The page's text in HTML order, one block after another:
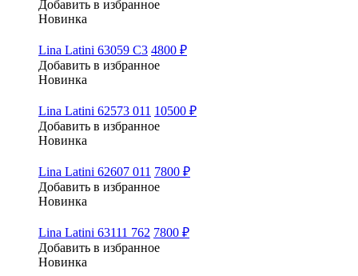
Добавить в избранное
Новинка
Lina Latini 63059 C3 4800 ₽
Добавить в избранное
Новинка
Lina Latini 62573 011 10500 ₽
Добавить в избранное
Новинка
Lina Latini 62607 011 7800 ₽
Добавить в избранное
Новинка
Lina Latini 63111 762 7800 ₽
Добавить в избранное
Новинка